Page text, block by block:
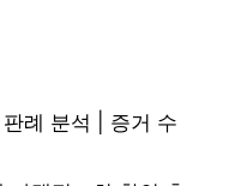
례 분석 | 증거 수